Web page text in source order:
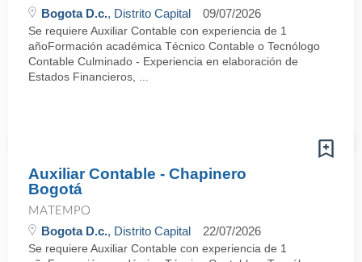
Bogota D.c., Distrito Capital 09/07/2026
Se requiere Auxiliar Contable con experiencia de 1
añoFormación académica Técnico Contable o Tecnólogo
Contable Culminado - Experiencia en elaboración de
Estados Financieros, ...
Auxiliar Contable - Chapinero
Bogotá
MATEMPO
Bogota D.c., Distrito Capital 22/07/2026
Se requiere Auxiliar Contable con experiencia de 1